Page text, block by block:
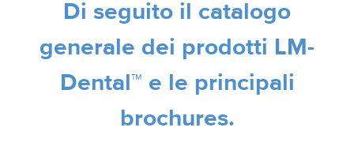
Di seguito il catalogo
generale dei prodotti LM-
Dental™ e le principali
brochures.